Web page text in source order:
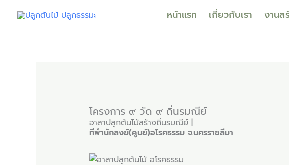
หน้าแรก เกี่ยวกับเรา งาน
โครงการ ๙ วัด ๙ ถิ่นรมณีย์
อาสาปลูกต้นไม้สร้างถิ่นรมณีย์ |
ที่พำนักสงฆ์(ศูนย์)อโรคธรรม จ.นครราชสีมา